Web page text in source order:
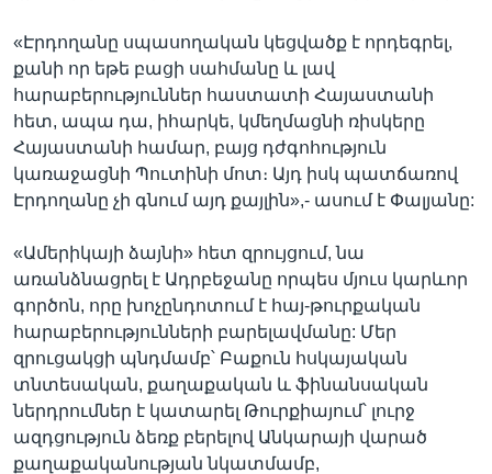
«Էրդողանը սպասողական կեցվածք է որդեգրել,
քանի որ եթե բացի սահմանը և լավ
հարաբերություններ հաստատի Հայաստանի
հետ, ապա դա, իհարկե, կմեղմացնի ռիսկերը
Հայաստանի համար, բայց դժգոհություն
կառաջացնի Պուտինի մոտ։ Այդ իսկ պատճառով
Էրդողանը չի գնում այդ քայլին»,- ասում է Փալյանը:
«Ամերիկայի ձայնի» հետ զրույցում, նա
առանձնացրել է Ադրբեջանը որպես մյուս կարևոր
գործոն, որը խոչընդոտում է հայ-թուրքական
հարաբերությունների բարելավմանը: Մեր
զրուցակցի պնդմամբ՝ Բաքուն հսկայական
տնտեսական, քաղաքական և ֆինանսական
ներդրումներ է կատարել Թուրքիայում՝ լուրջ
ազդցություն ձեռք բերելով Անկարայի վարած
քաղաքականության նկատմամբ,